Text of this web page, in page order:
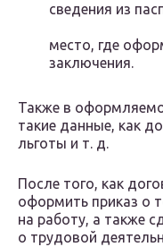
сведения из
место, где
заключения.
Также в
такие данные, как
льготы и т. д.
После того, как
оформить приказ о
на работу, а также
о трудовой